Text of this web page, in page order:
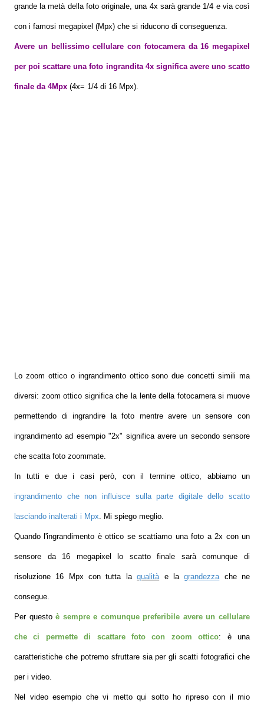
grande la metà della foto originale, una 4x sarà grande 1/4 e via così
con i famosi megapixel (Mpx) che si riducono di conseguenza.
Avere un bellissimo cellulare con fotocamera da 16 megapixel
per poi scattare una foto ingrandita 4x significa avere uno scatto
finale da 4Mpx (4x= 1/4 di 16 Mpx).
Lo zoom ottico o ingrandimento ottico sono due concetti simili ma
diversi: zoom ottico significa che la lente della fotocamera si muove
permettendo di ingrandire la foto mentre avere un sensore con
ingrandimento ad esempio "2x" significa avere un secondo sensore
che scatta foto zoommate.
In tutti e due i casi però, con il termine ottico, abbiamo un
ingrandimento che non influisce sulla parte digitale dello scatto
lasciando inalterati i Mpx. Mi spiego meglio.
Quando l'ingrandimento è ottico se scattiamo una foto a 2x con un
sensore da 16 megapixel lo scatto finale sarà comunque di
risoluzione 16 Mpx con tutta laqualità e lagrandezzache ne
consegue.
Per questoè sempre e comunque preferibile avere un cellulare
che ci permette di scattare foto con zoom ottico: è una
caratteristiche che potremo sfruttare sia per gli scatti fotografici che
per i video.
Nel video esempio che vi metto qui sotto ho ripreso con il mio